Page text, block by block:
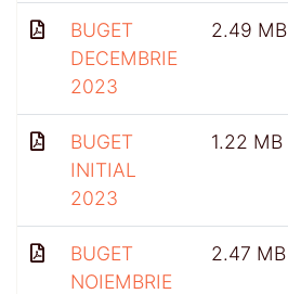
BUGET
DECEMBRIE
2023
2.49 MB
BUGET
INITIAL
2023
1.22 MB
BUGET
NOIEMBRIE
2.47 MB